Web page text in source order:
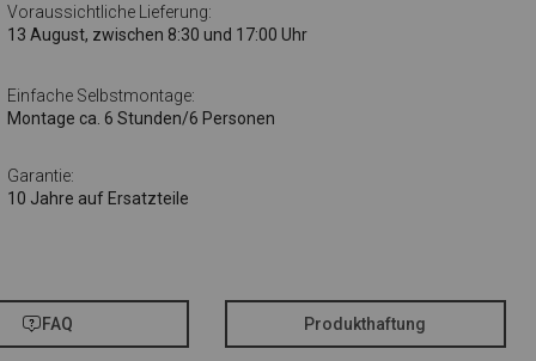
Voraussichtliche Lieferung:
13 August, zwischen 8:30 und 17:00 Uhr
Einfache Selbstmontage:
Montage ca. 6 Stunden/6 Personen
Garantie:
10 Jahre auf Ersatzteile
FAQ Produkthaftung